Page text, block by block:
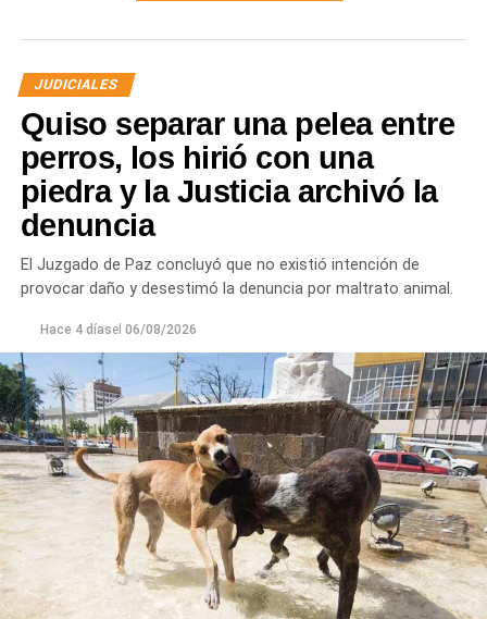
JUDICIALES
Quiso separar una pelea entre
perros, los hirió con una
piedra y la Justicia archivó la
denuncia
El Juzgado de Paz concluyó que no existió intención de
provocar daño y desestimó la denuncia por maltrato animal.
Hace 4 díasel 06/08/2026